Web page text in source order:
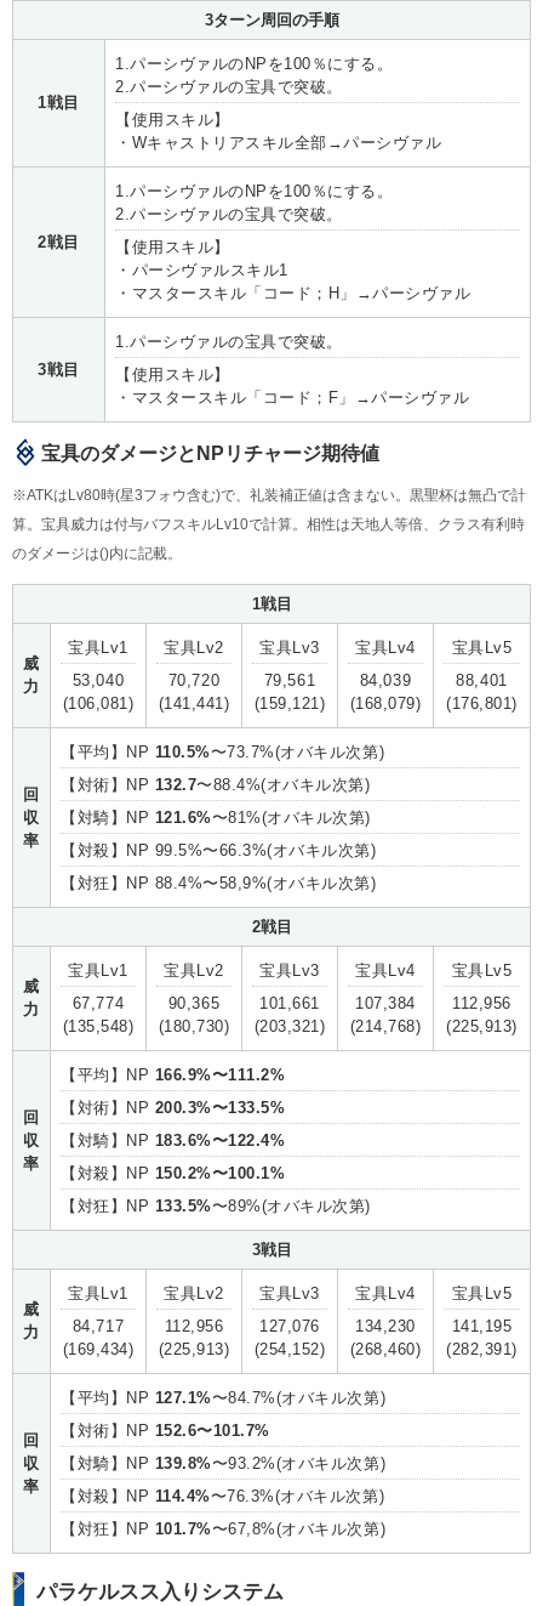
3ターン周回の手順
1戦目
1.パーシヴァルのNPを100％にする。
2.パーシヴァルの宝具で突破。
【使用スキル】
・Wキャストリアスキル全部→パーシヴァル
2戦目
1.パーシヴァルのNPを100％にする。
2.パーシヴァルの宝具で突破。
【使用スキル】
・パーシヴァルスキル1
・マスタースキル「コード；H」→パーシヴァル
3戦目
1.パーシヴァルの宝具で突破。
【使用スキル】
・マスタースキル「コード；F」→パーシヴァル
宝具のダメージとNPリチャージ期待値
※ATKはLv80時(星3フォウ含む)で、礼装補正値は含まない。黒聖杯は無凸で計
算。宝具威力は付与バフスキルLv10で計算。相性は天地人等倍、クラス有利時
のダメージは()内に記載。
1戦目
威
力
宝具Lv1
53,040
(106,081)
宝具Lv2
70,720
(141,441)
宝具Lv3
79,561
(159,121)
宝具Lv4
84,039
(168,079)
宝具Lv5
88,401
(176,801)
回
収
率
【平均】NP 110.5%〜73.7%(オバキル次第)
【対術】NP 132.7〜88.4%(オバキル次第)
【対騎】NP 121.6%〜81%(オバキル次第)
【対殺】NP 99.5%〜66.3%(オバキル次第)
【対狂】NP 88.4%〜58,9%(オバキル次第)
2戦目
威
力
宝具Lv1
67,774
(135,548)
宝具Lv2
90,365
(180,730)
宝具Lv3
101,661
(203,321)
宝具Lv4
107,384
(214,768)
宝具Lv5
112,956
(225,913)
回
収
率
【平均】NP 166.9%〜111.2%
【対術】NP 200.3%〜133.5%
【対騎】NP 183.6%〜122.4%
【対殺】NP 150.2%〜100.1%
【対狂】NP 133.5%〜89%(オバキル次第)
3戦目
威
力
宝具Lv1
84,717
(169,434)
宝具Lv2
112,956
(225,913)
宝具Lv3
127,076
(254,152)
宝具Lv4
134,230
(268,460)
宝具Lv5
141,195
(282,391)
回
収
率
【平均】NP 127.1%〜84.7%(オバキル次第)
【対術】NP 152.6〜101.7%
【対騎】NP 139.8%〜93.2%(オバキル次第)
【対殺】NP 114.4%〜76.3%(オバキル次第)
【対狂】NP 101.7%〜67,8%(オバキル次第)
パラケルスス入りシステム